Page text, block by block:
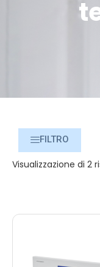
FILTRO
Visualizzazione di 2